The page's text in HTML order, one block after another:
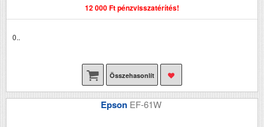
12 000 Ft pénzvisszatérítés!
0..
Összehasonlít
Epson EF-61W